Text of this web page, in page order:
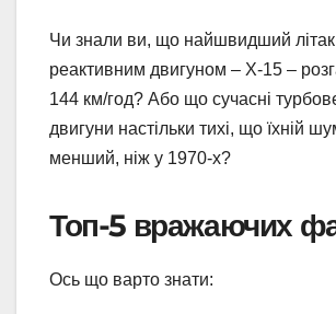
Чи знали ви, що найшвидший літак
реактивним двигуном – X-15 –
144 км/год? Або що сучасні
двигуни настільки тихі, що їхній
менший, ніж у 1970-х?
Топ-5 вражаючих
Ось що варто знати: